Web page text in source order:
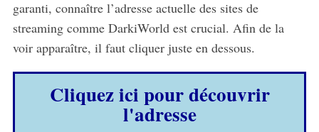
garanti, connaître l’adresse actuelle des sites de
streaming comme DarkiWorld est crucial. Afin de la
voir apparaître, il faut cliquer juste en dessous.
Cliquez ici pour découvrir
l'adresse